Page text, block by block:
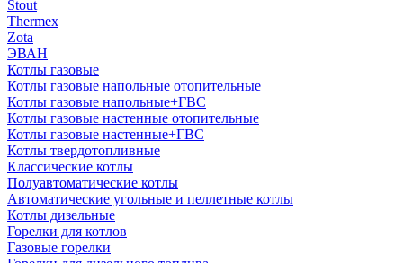
Stout
Thermex
Zota
ЭВАН
Котлы газовые
Котлы газовые напольные отопительные
Котлы газовые напольные+ГВС
Котлы газовые настенные отопительные
Котлы газовые настенные+ГВС
Котлы твердотопливные
Классические котлы
Полуавтоматические котлы
Автоматические угольные и пеллетные котлы
Котлы дизельные
Горелки для котлов
Газовые горелки